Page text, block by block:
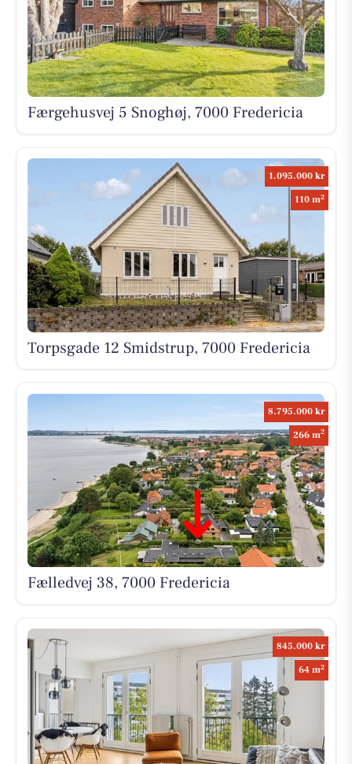
Færgehusvej 5 Snoghøj, 7000 Fredericia
1.095.000 kr
110 m2
Torpsgade 12 Smidstrup, 7000 Fredericia
8.795.000 kr
266 m2
Fælledvej 38, 7000 Fredericia
845.000 kr
64 m2